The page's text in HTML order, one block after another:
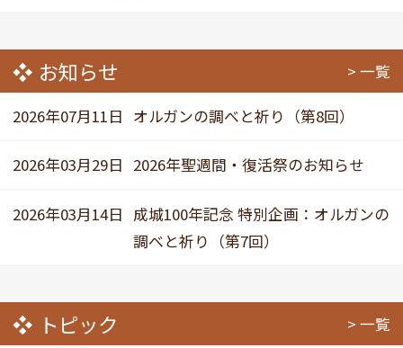
お知らせ 一覧
2026年07月11日 オルガンの調べと祈り（第8回）
2026年03月29日 2026年聖週間・復活祭のお知らせ
2026年03月14日 成城100年記念 特別企画：オルガンの
調べと祈り（第7回）
トピック 一覧